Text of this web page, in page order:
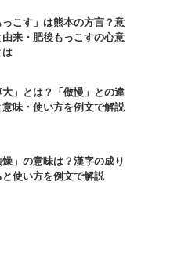
っこす」は熊本の方言？意
由来・肥後もっこすの心意
は
大」とは？「傲慢」との違
意味・使い方を例文で解説
燥」の意味は？漢字の成り
と使い方を例文で解説